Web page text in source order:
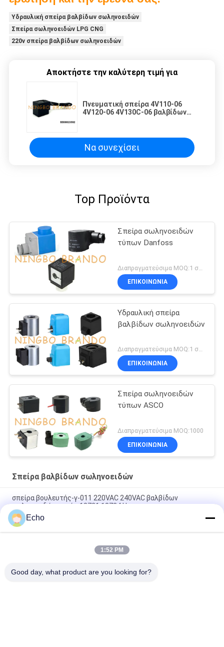
Υδραυλική σπείρα βαλβίδων σωληνοειδών
Σπείρα σωληνοειδών LPG CNG
220v σπείρα βαλβίδων σωληνοειδών
Αποκτήστε την καλύτερη τιμή για
Πνευματική σπείρα 4V110-06
4V120-06 4V130C-06 βαλβίδων
Να συνεχίσει
Top Προϊόντα
Σπείρα σωληνοειδών
τύπων Danfoss
ΕΠΙΚΟΙΝΩΝΙΑ
Υδραυλική σπείρα
βαλβίδων σωληνοειδών
Διαπραγματεύσιμα MOQ:1 σύνολο
ΕΠΙΚΟΙΝΩΝΙΑ
Σπείρα σωληνοειδών
τύπων ASCO
Διαπραγματεύσιμα MOQ:1000
ΕΠΙΚΟΙΝΩΝΙΑ
Σπείρα βαλβίδων σωληνοειδών
σπείρα βουλευτής-γ-011 220VAC 240VAC βαλβίδων
σωληνοειδών πενών 18721 18724 Henny
6013 ένα 6014 συνεχές ρεύμα 110V 230V 50Hz 8W 11W 15W
σπειρών 24V βαλβίδων σωληνοειδών Γ
Σπείρα EVI 7/9 12V 24V 110V 220V 4.8W 6.5W 5.5VA 6VA
Echo
1:52 PM
Good day, what product are you looking for?